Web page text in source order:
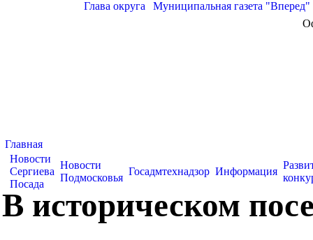
Глава округа Муниципальная газета "Вперед"
Главная
Новости
Сергиева
Посада
Новости
Подмосковья
Госадмтехнадзор Информация
В историческом